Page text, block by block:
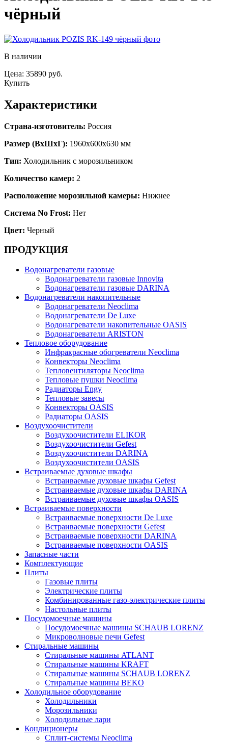
чёрный
В наличии
Цена: 35890 руб.
Купить
Характеристики
Страна-изготовитель: Россия
Размер (ВхШхГ): 1960х600х630 мм
Тип: Холодильник с морозильником
Количество камер: 2
Расположение морозильной камеры: Нижнее
Система No Frost: Нет
Цвет: Черный
ПРОДУКЦИЯ
Водонагреватели газовые
Водонагреватели газовые Innovita
Водонагреватели газовые DARINA
Водонагреватели накопительные
Водонагреватели Neoclima
Водонагреватели De Luxe
Водонагреватели накопительные OASIS
Водонагреватели ARISTON
Тепловое оборудование
Инфракрасные обогреватели Neoclima
Конвекторы Neoclima
Тепловентиляторы Neoclima
Тепловые пушки Neoclima
Радиаторы Engy
Тепловые завесы
Конвекторы OASIS
Радиаторы OASIS
Воздухоочистители
Воздухоочистители ELIKOR
Воздухоочистители Gefest
Воздухоочистители DARINA
Воздухоочистители OASIS
Встраиваемые духовые шкафы
Встраиваемые духовые шкафы Gefest
Встраиваемые духовые шкафы DARINA
Встраиваемые духовые шкафы OASIS
Встраиваемые поверхности
Встраиваемые поверхности De Luxe
Встраиваемые поверхности Gefest
Встраиваемые поверхности DARINA
Встраиваемые поверхности OASIS
Запасные части
Комплектующие
Плиты
Газовые плиты
Электрические плиты
Комбинированные газо-электрические плиты
Настольные плиты
Посудомоечные машины
Посудомоечные машины SCHAUB LORENZ
Микроволновые печи Gefest
Стиральные машины
Стиральные машины ATLANT
Стиральные машины KRAFT
Стиральные машины SCHAUB LORENZ
Стиральные машины BEKO
Холодильное оборудование
Холодильники
Морозильники
Холодильные лари
Кондиционеры
Сплит-системы Neoclima